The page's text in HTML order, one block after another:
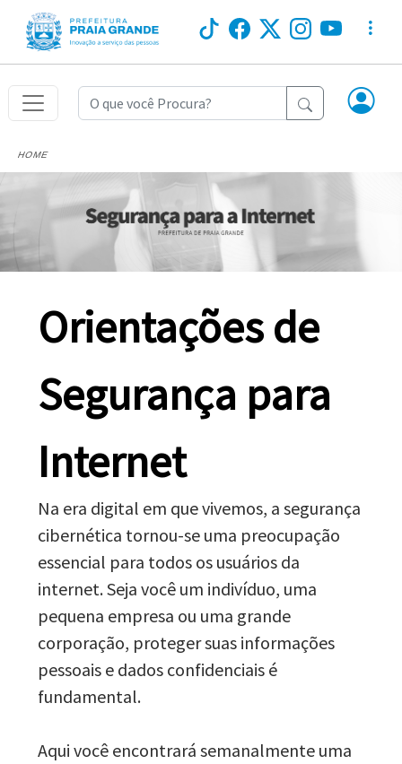
HOME
Orientações de
Segurança para
Internet
Na era digital em que vivemos, a segurança
cibernética tornou-se uma preocupação
essencial para todos os usuários da
internet. Seja você um indivíduo, uma
pequena empresa ou uma grande
corporação, proteger suas informações
pessoais e dados confidenciais é
fundamental.
Aqui você encontrará semanalmente uma